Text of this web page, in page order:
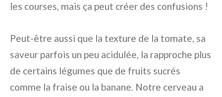
les courses, mais ça peut créer des confusions !
Peut-être aussi que la texture de la tomate, sa
saveur parfois un peu acidulée, la rapproche plus
de certains légumes que de fruits sucrés
comme la fraise ou la banane. Notre cerveau a